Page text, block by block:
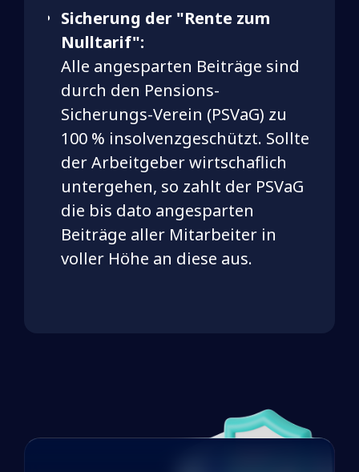
Sicherung der "Rente zum
Nulltarif":
Alle angesparten Beiträge sind
durch den Pensions-
Sicherungs-Verein (PSVaG) zu
100 % insolvenzgeschützt. Sollte
der Arbeitgeber wirtschaflich
untergehen, so zahlt der PSVaG
die bis dato angesparten
Beiträge aller Mitarbeiter in
voller Höhe an diese aus.